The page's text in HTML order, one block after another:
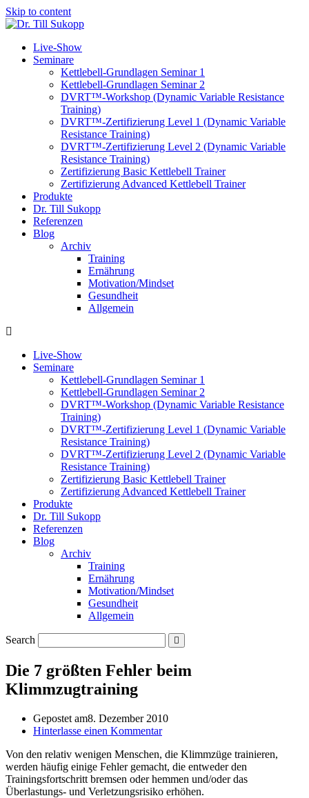
Skip to content
Live-Show
Seminare
Kettlebell-Grundlagen Seminar 1
Kettlebell-Grundlagen Seminar 2
DVRT™-Workshop (Dynamic Variable Resistance
Training)
DVRT™-Zertifizierung Level 1 (Dynamic Variable
Resistance Training)
DVRT™-Zertifizierung Level 2 (Dynamic Variable
Resistance Training)
Zertifizierung Basic Kettlebell Trainer
Zertifizierung Advanced Kettlebell Trainer
Produkte
Dr. Till Sukopp
Referenzen
Blog
Archiv
Training
Ernährung
Motivation/Mindset
Gesundheit
Allgemein
Live-Show
Seminare
Kettlebell-Grundlagen Seminar 1
Kettlebell-Grundlagen Seminar 2
DVRT™-Workshop (Dynamic Variable Resistance
Training)
DVRT™-Zertifizierung Level 1 (Dynamic Variable
Resistance Training)
DVRT™-Zertifizierung Level 2 (Dynamic Variable
Resistance Training)
Zertifizierung Basic Kettlebell Trainer
Zertifizierung Advanced Kettlebell Trainer
Produkte
Dr. Till Sukopp
Referenzen
Blog
Archiv
Training
Ernährung
Motivation/Mindset
Gesundheit
Allgemein
Search
Die 7 größten Fehler beim
Klimmzugtraining
Gepostet am8. Dezember 2010
Hinterlasse einen Kommentar
Von den relativ wenigen Menschen, die Klimmzüge trainieren,
werden häufig einige Fehler gemacht, die entweder den
Trainingsfortschritt bremsen oder hemmen und/oder das
Überlastungs- und Verletzungsrisiko erhöhen.